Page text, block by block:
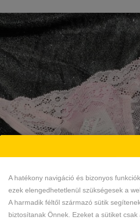
A hatékony navigáció és bizonyos
ezek elengedhetetlenül szükségesek a
A harmadik féltől származó sütik
biztosítanak Önnek. Ezeket a sütiket